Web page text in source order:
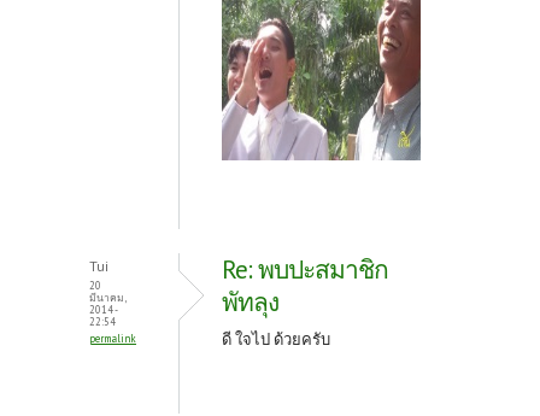
Tui
20
มีนาคม,
2014 -
22:54
permalink
Re: พบปะสมาชิก
พัทลุง
ดี ใจไป ด้วยครับ